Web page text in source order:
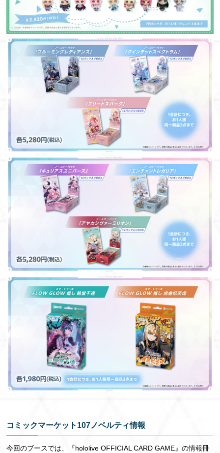
コミックマーケット107ノベルティ情報
今回のブースでは、『hololive OFFICIAL CARD GAME』の情報冊